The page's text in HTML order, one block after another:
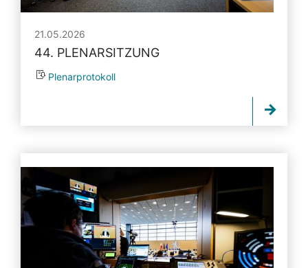
21.05.2026
44. PLENARSITZUNG
Plenarprotokoll